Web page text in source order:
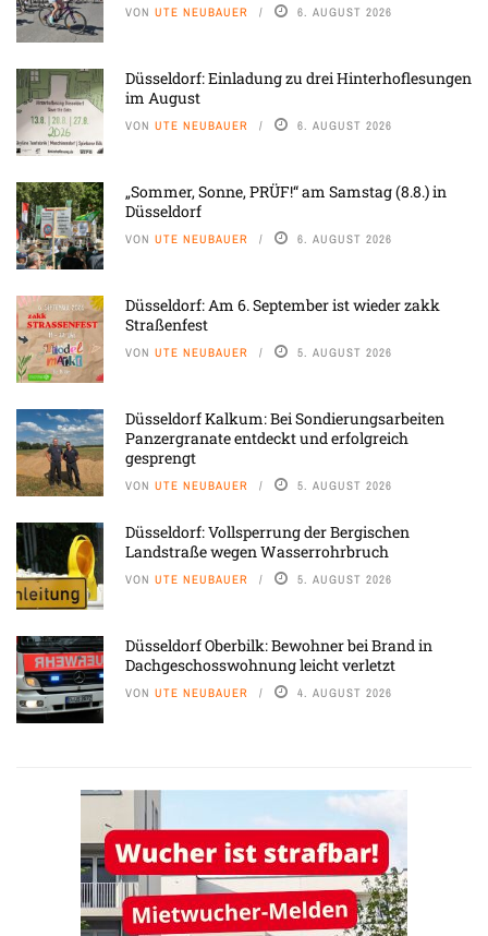
VON UTE NEUBAUER 6. AUGUST 2026
Düsseldorf: Einladung zu drei Hinterhoflesungen
im August
VON UTE NEUBAUER 6. AUGUST 2026
„Sommer, Sonne, PRÜF!“ am Samstag (8.8.) in
Düsseldorf
VON UTE NEUBAUER 6. AUGUST 2026
Düsseldorf: Am 6. September ist wieder zakk
Straßenfest
VON UTE NEUBAUER 5. AUGUST 2026
Düsseldorf Kalkum: Bei Sondierungsarbeiten
Panzergranate entdeckt und erfolgreich
gesprengt
VON UTE NEUBAUER 5. AUGUST 2026
Düsseldorf: Vollsperrung der Bergischen
Landstraße wegen Wasserrohrbruch
VON UTE NEUBAUER 5. AUGUST 2026
Düsseldorf Oberbilk: Bewohner bei Brand in
Dachgeschosswohnung leicht verletzt
VON UTE NEUBAUER 4. AUGUST 2026